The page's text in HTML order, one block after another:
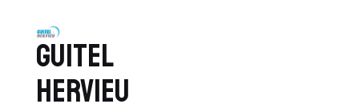
GUITEL
HERVIEU